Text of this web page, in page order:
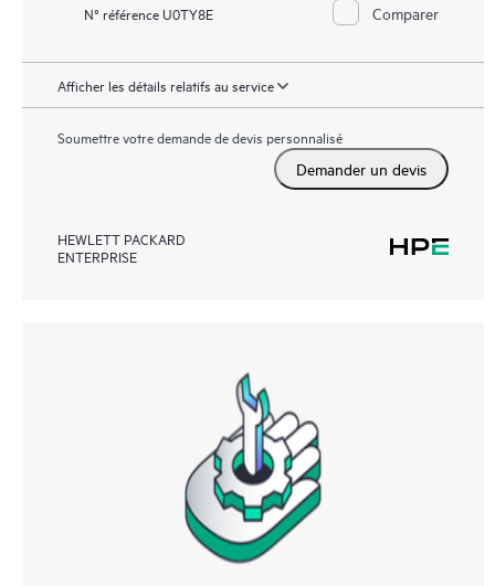
N° référence U0TY8E Comparer
Afficher les détails relatifs au service
Soumettre votre demande de devis personnalisé
Demander un devis
HEWLETT PACKARD
ENTERPRISE